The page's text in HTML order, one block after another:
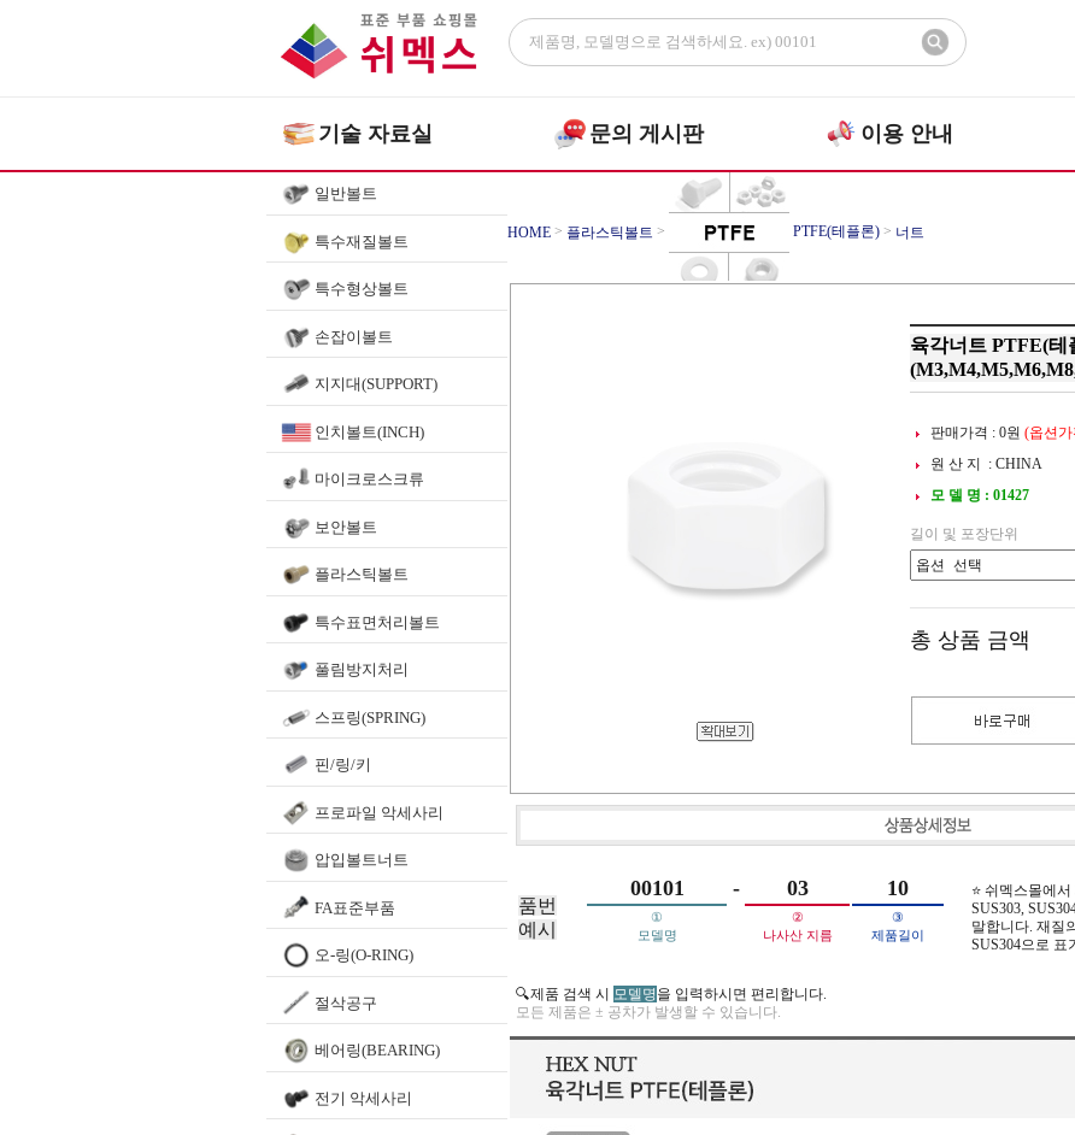
기술 자료실 문의 게시판 이용 안내
일반볼트
특수재질볼트
특수형상볼트
손잡이볼트
지지대(SUPPORT)
인치볼트(INCH)
마이크로스크류
보안볼트
플라스틱볼트
특수표면처리볼트
풀림방지처리
스프링(SPRING)
핀/링/키
프로파일 악세사리
압입볼트너트
FA표준부품
오-링(O-RING)
절삭공구
베어링(BEARING)
전기 악세사리
HOME > 플라스틱볼트 > PTFE(테플론) > 너트
육각너트 PTFE(테
판매가격 : 0원 (옵션가
원 산 지 : CHINA
모 델 명 : 01427
길이 및 포장단위
총 상품 금액
품번
예시
00101 - 03 10
①
모델명
②
나사산 지름
③
제품길이
⭐ 쉬멕스몰에
SUS303,
말합니다. 재질
SUS304으로 표
🔍제품 검색 시 모델명을 입력하시면 편리합니다.
모든 제품은 ± 공차가 발생할 수 있습니다.